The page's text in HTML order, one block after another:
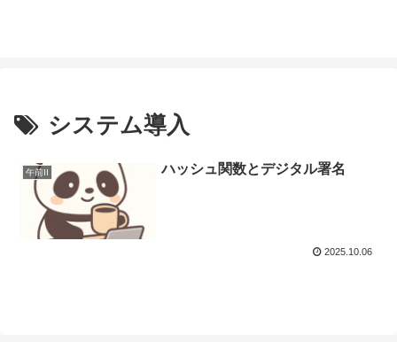
システム導入
午前II ハッシュ関数とデジタル署名
2025.10.06